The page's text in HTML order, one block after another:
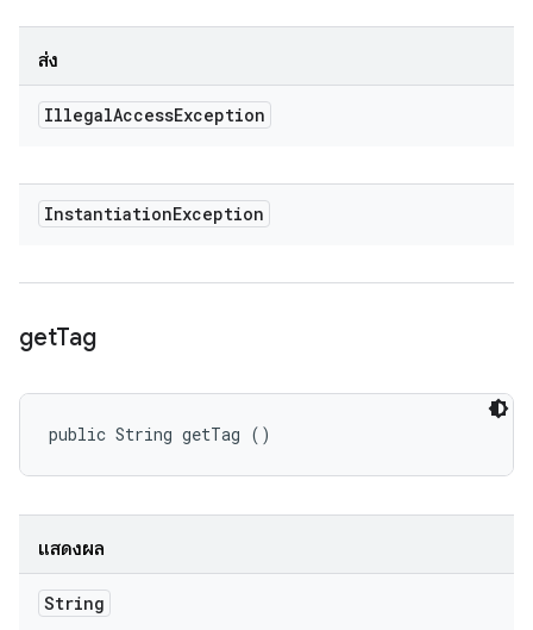
ส่ง
IllegalAccessException
InstantiationException
getTag
public String getTag ()
แสดงผล
String